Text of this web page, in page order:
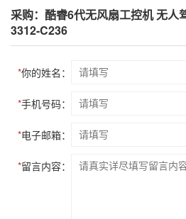
采购：酷睿6代无风扇工控机 无人
3312-C236
*你的姓名：
*手机号码：
*电子邮箱：
*留言内容：